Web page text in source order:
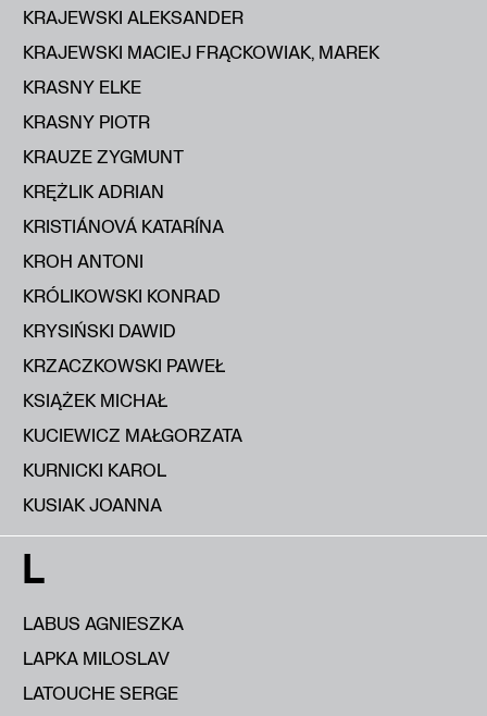
KRAJEWSKI ALEKSANDER
KRAJEWSKI MACIEJ FRĄCKOWIAK, MAREK
KRASNY ELKE
KRASNY PIOTR
KRAUZE ZYGMUNT
KRĘŻLIK ADRIAN
KRISTIÁNOVÁ KATARÍNA
KROH ANTONI
KRÓLIKOWSKI KONRAD
KRYSIŃSKI DAWID
KRZACZKOWSKI PAWEŁ
KSIĄŻEK MICHAŁ
KUCIEWICZ MAŁGORZATA
KURNICKI KAROL
KUSIAK JOANNA
L
LABUS AGNIESZKA
LAPKA MILOSLAV
LATOUCHE SERGE